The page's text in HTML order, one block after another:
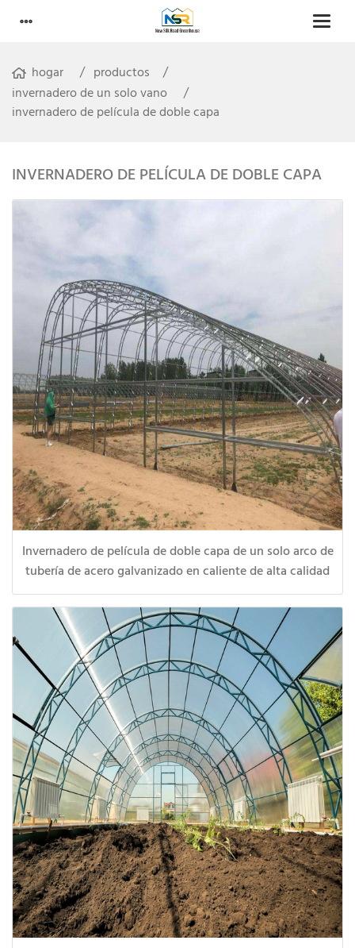
hogar
productos
invernadero de un solo vano
invernadero de película de doble capa
INVERNADERO DE PELÍCULA DE DOBLE CAPA
Invernadero de película de doble capa de un solo arco de
tubería de acero galvanizado en caliente de alta calidad